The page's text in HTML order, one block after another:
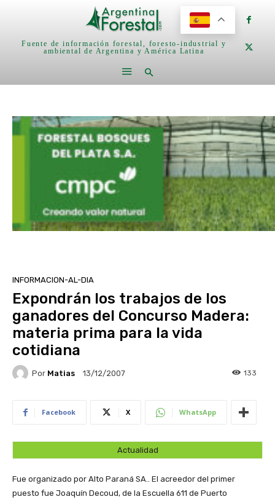
Fuente de información forestal, foresto-industrial y
ambiental de Argentina y América Latina
INFORMACION-AL-DIA
Expondrán los trabajos de los
ganadores del Concurso Madera:
materia prima para la vida
cotidiana
Por Matias 13/12/2007 133
Facebook X WhatsApp
Actualidad
Fue organizado por Alto Paraná SA.. El acreedor del primer
puesto fue Joaquín Decoud, de la Escuella 611 de Puerto